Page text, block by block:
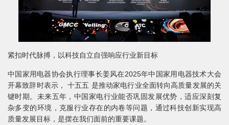
紧扣时代脉搏，以科技自立自强响应行业新目标
中国家用电器协会执行理事长姜风在2025年中国家用电器技术大会
开幕致辞时表示， 十五五 是推动家电行业全面转向高质量发展的关
键时期。未来五年，中国家电行业能否巩固发展优势，适应深刻复
杂多变的环境，克服行业存在的内卷等问题，通过科技创新实现高
质量发展目标，是摆在我们面前的重要课题。